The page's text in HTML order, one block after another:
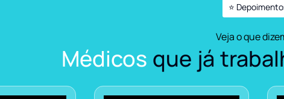
⭐
Veja o que
Médicos que já